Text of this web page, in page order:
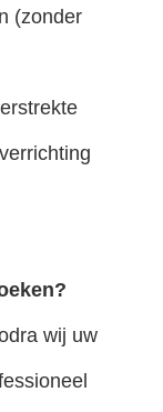
(zonder
wij uw